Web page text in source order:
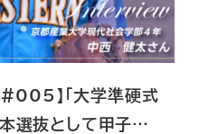
#005】「大学準硬式
選抜として甲子…